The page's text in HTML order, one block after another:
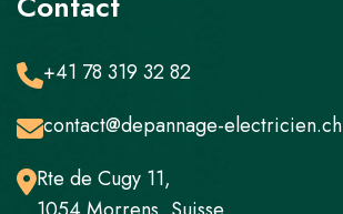
+41 78 319 32 82
contact@depannage-electricien.ch
Rte de Cugy 11,